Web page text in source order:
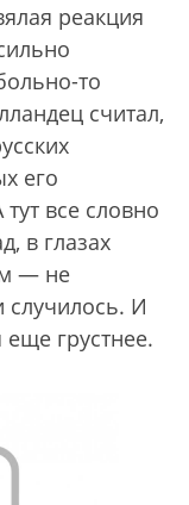
реакция
то
считал,
его
все словно
в глазах
— не
случилось. И
еще грустнее.